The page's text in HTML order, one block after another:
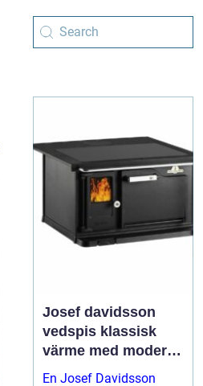
Josef davidsson
vedspis klassisk
värme med modern
funktion
En Josef Davidsson